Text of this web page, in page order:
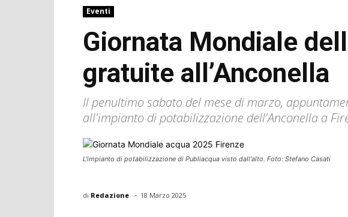
Eventi
Giornata Mondiale
gratuite all’Anconella
Il penultimo sabato del mese di marzo,
all'impianto di potabilizzazione dell'Anconella a
L'impianto di potabilizzazione di Publiacqua visto dall'alto. Foto: Stefano Casati
di Redazione - 18 Marzo 2025